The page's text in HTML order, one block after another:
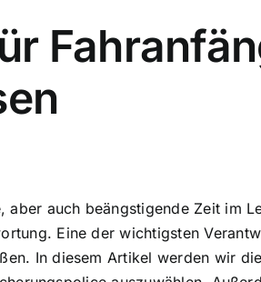
aber auch beängstigende Zeit im
Eine der wichtigsten
. In diesem Artikel werden wir